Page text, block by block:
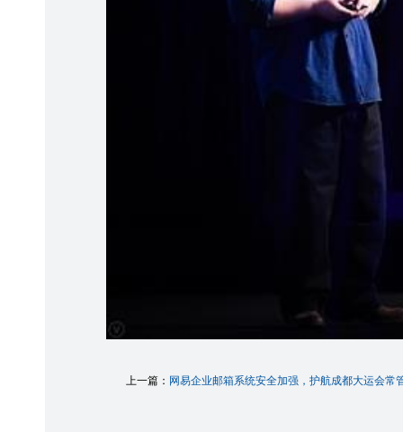
上一篇： 网易企业邮箱系统安全加强，护航成都大运会常